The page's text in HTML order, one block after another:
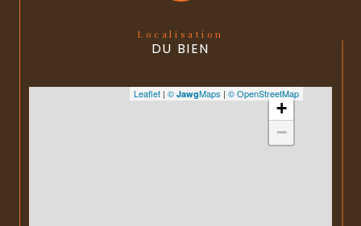
Localisation
DU BIEN
+
−
Leaflet | © JawgMaps | © OpenStreetMap